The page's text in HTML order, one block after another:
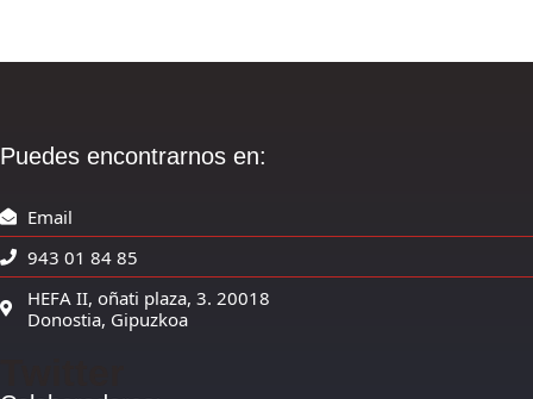
Puedes encontrarnos en:
Email
943 01 84 85
HEFA II, oñati plaza, 3. 20018
Donostia, Gipuzkoa